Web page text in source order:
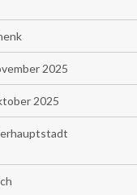
2025
2025